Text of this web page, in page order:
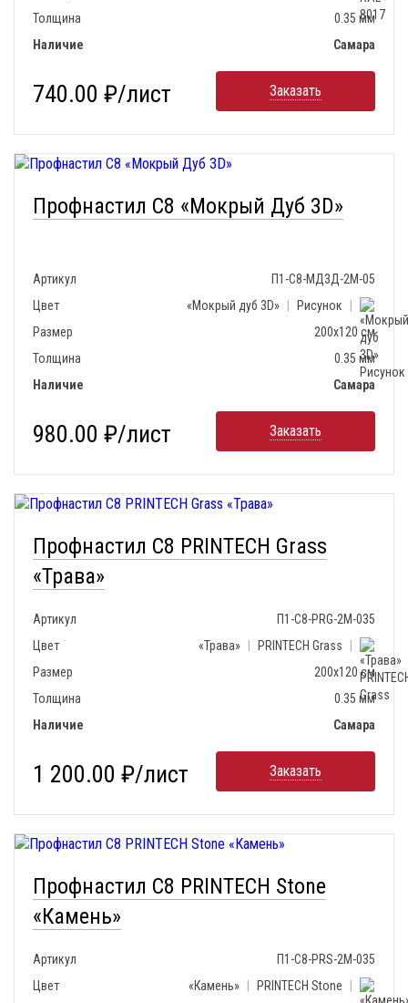
Толщина
0.35 мм
Наличие
Самара
740.00 ₽/лист Заказать
Профнастил С8 «Мокрый Дуб 3D»
Артикул
П1-С8-МД3Д-2М-05
Цвет
«Мокрый дуб 3D» Рисунок
Размер
200х120 см
Толщина
0.35 мм
Наличие
Самара
980.00 ₽/лист Заказать
Профнастил С8 PRINTECH Grass
«Трава»
Артикул
П1-С8-PRG-2М-035
Цвет
«Трава» PRINTECH Grass
Размер
200х120 см
Толщина
0.35 мм
Наличие
Самара
1 200.00 ₽/лист Заказать
Профнастил С8 PRINTECH Stone
«Камень»
Артикул
П1-С8-PRS-2М-035
Цвет
«Камень» PRINTECH Stone